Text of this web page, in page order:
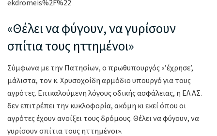
ekdromeis%2F%22
«Θέλει να φύγουν, να γυρίσουν
σπίτια τους ηττημένοι»
Σύμφωνα με την Πατησίων, ο πρωθυπουργός «’έχρησε’,
μάλιστα, τον κ. Χρυσοχοΐδη αρμόδιο υπουργό για τους
αγρότες. Επικαλούμενη λόγους οδικής ασφάλειας, η ΕΛ.ΑΣ.
δεν επιτρέπει την κυκλοφορία, ακόμη κι εκεί όπου οι
αγρότες έχουν ανοίξει τους δρόμους. Θέλει να φύγουν, να
γυρίσουν σπίτια τους ηττημένοι».